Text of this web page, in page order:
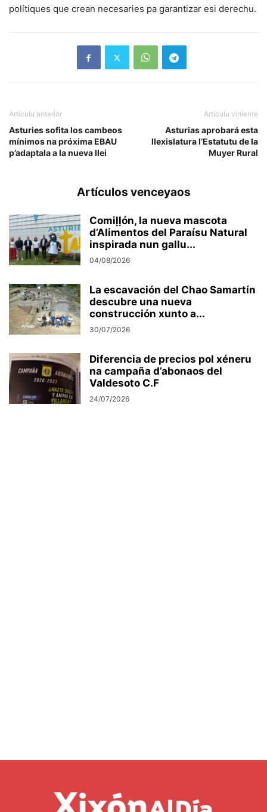
polítiques que crean necesaries pa garantizar esi derechu.
Artículu anterior
Asturies sofita los cambeos
mínimos na próxima EBAU
p’adaptala a la nueva llei
Artículu viniente
Asturias aprobará esta
llexislatura l’Estatutu de la
Muyer Rural
Artículos venceyaos
Comiḷḷón, la nueva mascota
d’Alimentos del Paraísu Natural
inspirada nun gallu...
04/08/2026
La escavación del Chao Samartín
descubre una nueva
construcción xunto a...
30/07/2026
Diferencia de precios pol xéneru
na campaña d’abonaos del
Valdesoto C.F
24/07/2026